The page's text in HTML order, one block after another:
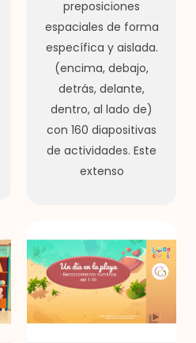
preposiciones
espaciales de forma
específica y aislada.
(encima, debajo,
detrás, delante,
dentro, al lado de)
con 160 diapositivas
de actividades. Este
extenso